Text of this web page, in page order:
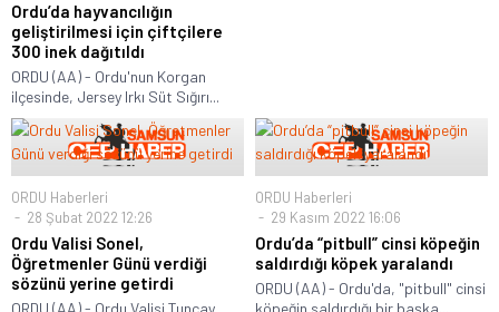
Ordu’da hayvancılığın
geliştirilmesi için çiftçilere
300 inek dağıtıldı
ORDU (AA) - Ordu'nun Korgan
ilçesinde, Jersey Irkı Süt Sığırı...
ORDU Haberleri
28 Şubat 2022 12:26
Ordu Valisi Sonel,
Öğretmenler Günü verdiği
sözünü yerine getirdi
ORDU Haberleri
29 Kasım 2022 16:06
Ordu’da “pitbull” cinsi köpeğin
saldırdığı köpek yaralandı
ORDU (AA) - Ordu'da, "pitbull" cinsi